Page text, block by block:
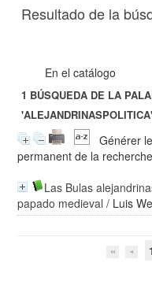
Resultado de la
En el catálogo
1 BÚSQUEDA DE LA
'ALEJANDRINASPOLITICA'
Générer
permanent de la recherche
Las Bulas
papado medieval / Luis